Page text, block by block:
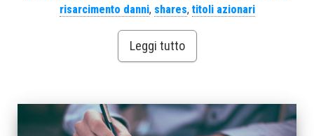
risarcimento danni, shares, titoli azionari
Leggi tutto